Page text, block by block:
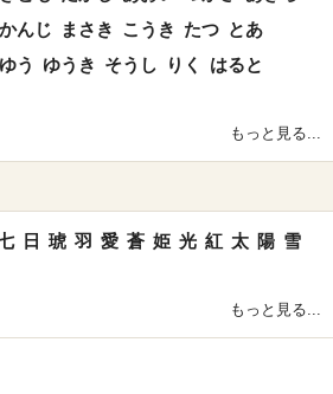
かんじ まさき こうき たつ とあ
ゆう ゆうき そうし りく
はると
もっと見る...
日 琥 羽 愛 蒼 姫 光 紅 太 陽 雪
もっと見る...